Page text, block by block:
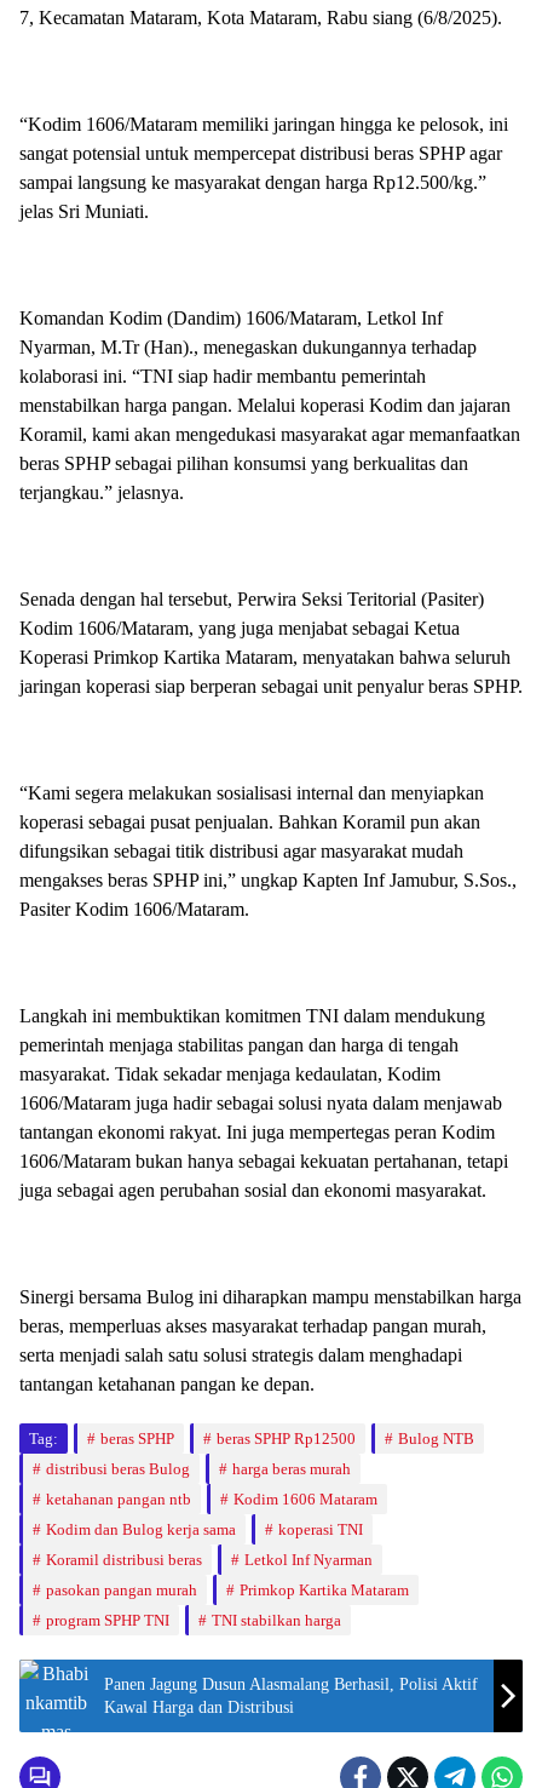
7, Kecamatan Mataram, Kota Mataram, Rabu siang (6/8/2025).
“Kodim 1606/Mataram memiliki jaringan hingga ke pelosok, ini
sangat potensial untuk mempercepat distribusi beras SPHP agar
sampai langsung ke masyarakat dengan harga Rp12.500/kg.”
jelas Sri Muniati.
Komandan Kodim (Dandim) 1606/Mataram, Letkol Inf
Nyarman, M.Tr (Han)., menegaskan dukungannya terhadap
kolaborasi ini. “TNI siap hadir membantu pemerintah
menstabilkan harga pangan. Melalui koperasi Kodim dan jajaran
Koramil, kami akan mengedukasi masyarakat agar memanfaatkan
beras SPHP sebagai pilihan konsumsi yang berkualitas dan
terjangkau.” jelasnya.
Senada dengan hal tersebut, Perwira Seksi Teritorial (Pasiter)
Kodim 1606/Mataram, yang juga menjabat sebagai Ketua
Koperasi Primkop Kartika Mataram, menyatakan bahwa seluruh
jaringan koperasi siap berperan sebagai unit penyalur beras SPHP.
“Kami segera melakukan sosialisasi internal dan menyiapkan
koperasi sebagai pusat penjualan. Bahkan Koramil pun akan
difungsikan sebagai titik distribusi agar masyarakat mudah
mengakses beras SPHP ini,” ungkap Kapten Inf Jamubur, S.Sos.,
Pasiter Kodim 1606/Mataram.
Langkah ini membuktikan komitmen TNI dalam mendukung
pemerintah menjaga stabilitas pangan dan harga di tengah
masyarakat. Tidak sekadar menjaga kedaulatan, Kodim
1606/Mataram juga hadir sebagai solusi nyata dalam menjawab
tantangan ekonomi rakyat. Ini juga mempertegas peran Kodim
1606/Mataram bukan hanya sebagai kekuatan pertahanan, tetapi
juga sebagai agen perubahan sosial dan ekonomi masyarakat.
Sinergi bersama Bulog ini diharapkan mampu menstabilkan harga
beras, memperluas akses masyarakat terhadap pangan murah,
serta menjadi salah satu solusi strategis dalam menghadapi
tantangan ketahanan pangan ke depan.
Tag: beras SPHP beras SPHP Rp12500
Bulog NTB
distribusi beras Bulog
harga beras murah
ketahanan pangan ntb
Kodim 1606 Mataram
Kodim dan Bulog kerja sama
koperasi TNI
Koramil distribusi beras
Letkol Inf Nyarman
pasokan pangan murah
Primkop Kartika Mataram
program SPHP TNI
TNI stabilkan harga
Panen Jagung Dusun Alasmalang Berhasil, Polisi Aktif
Kawal Harga dan Distribusi